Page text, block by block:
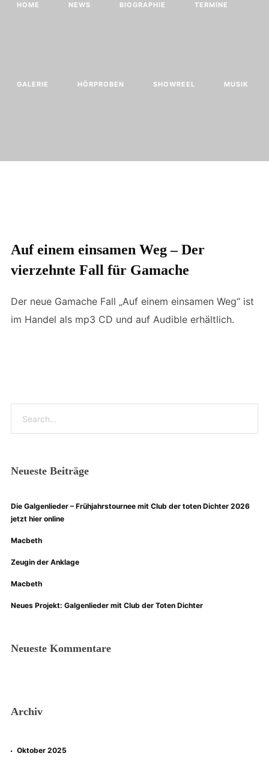
HOME NEWS BIOGRAPHIE TERMINE
GALERIE HÖRPROBEN SHOWREEL MUSIK
Auf einem einsamen Weg – Der
vierzehnte Fall für Gamache
Der neue Gamache Fall „Auf einem einsamen Weg“ ist
im Handel als mp3 CD und auf Audible erhältlich.
Neueste Beiträge
Die Galgenlieder – Frühjahrstournee mit Club der toten Dichter 2026
jetzt hier online
Macbeth
Zeugin der Anklage
Macbeth
Neues Projekt: Galgenlieder mit Club der Toten Dichter
Neueste Kommentare
Archiv
Oktober 2025